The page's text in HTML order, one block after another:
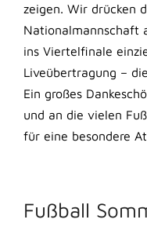
zeigen. Wir drücken
Nationalmannschaft
ins Viertelfinale
Liveübertragung –
Ein großes
und an die vielen
für eine besondere
Fußball